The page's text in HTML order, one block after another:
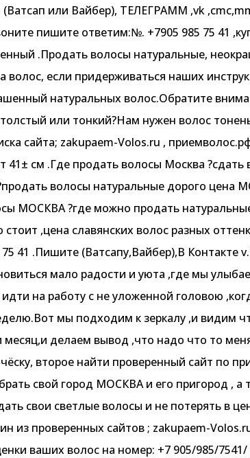
или Вайбер), ТЕЛЕГРАММ ,vk
пишите ответим:№. +7905 985 75 41
.Продать волосы натуральные,
волос, если придерживаться наших
натуральных волос.Обратите
или тонкий?Нам нужен волос
сайта; zakupaem-Volos.ru ,
см .Где продать волосы Москва ?сдать
волосы натуральные дорого цена
МОСКВА ?где можно продать
,цена славянских волос разных
41 .Пишите (Ватсапу,Вайбер),В Контакте
мало радости и уюта ,где мы
на работу с не уложенной головою
мы подходим к зеркалу ,и видим
делаем вывод ,что надо что то
второе найти проверенный сайт по
свой город МОСКВА и его пригород , а
свои светлые волосы и не потерять в
проверенных сайтов ; zakupaem-
ваших волос на номер: +7 905/985/